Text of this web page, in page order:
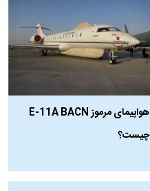
هواپیمای مرموز E-11A BACN
چیست؟